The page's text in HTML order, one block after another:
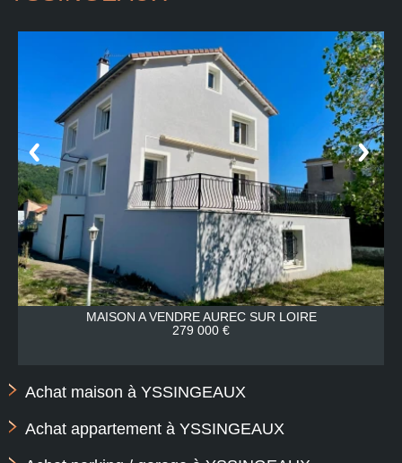
MAISON A VENDRE AUREC SUR LOIRE
279 000 €
Achat maison à YSSINGEAUX
Achat appartement à YSSINGEAUX